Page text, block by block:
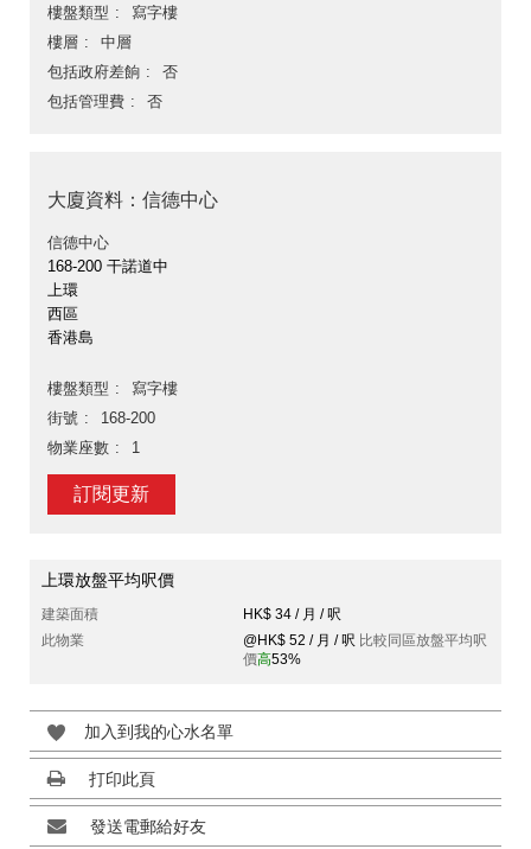
樓盤類型
寫字樓
樓層
中層
包括政府差餉
否
包括管理費
否
大廈資料：信德中心
信德中心
168-200 干諾道中
上環
西區
香港島
樓盤類型
寫字樓
街號
168-200
物業座數
1
訂閱更新
上環放盤平均呎價
建築面積
HK$ 34 / 月 / 呎
此物業
@HK$ 52 / 月 / 呎 比較同區放盤平均呎
價高53%
加入到我的心水名單
打印此頁
發送電郵給好友